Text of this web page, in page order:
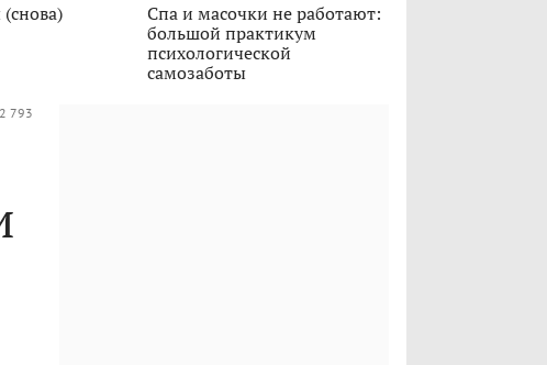
Спа и масочки не работают:
большой практикум
психологической
самозаботы
793